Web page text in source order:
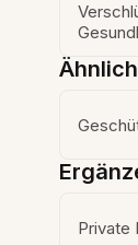
Private